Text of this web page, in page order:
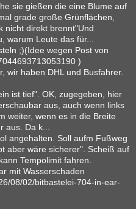
sie gießen die eine Blume auf
grade große Grünflächen,
nicht direkt brennt"Und
warum Leute das für...
;)(Idee wegen Post von
)
wir haben DHL und Busfahrer.
ist tief". OK, zugegeben, hier
aus, auch wenn links
weiter, wenn es in die Breite
Da k...
angehalten. Soll aufm Fußweg
aber wäre sicherer". Scheiß auf
Tempolimit fahren.
mit Wasserschaden
08/02/bitbastelei-704-in-ear-